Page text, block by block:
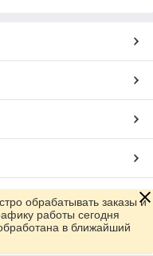
обрабатывать заказы и
работы сегодня
в ближайший